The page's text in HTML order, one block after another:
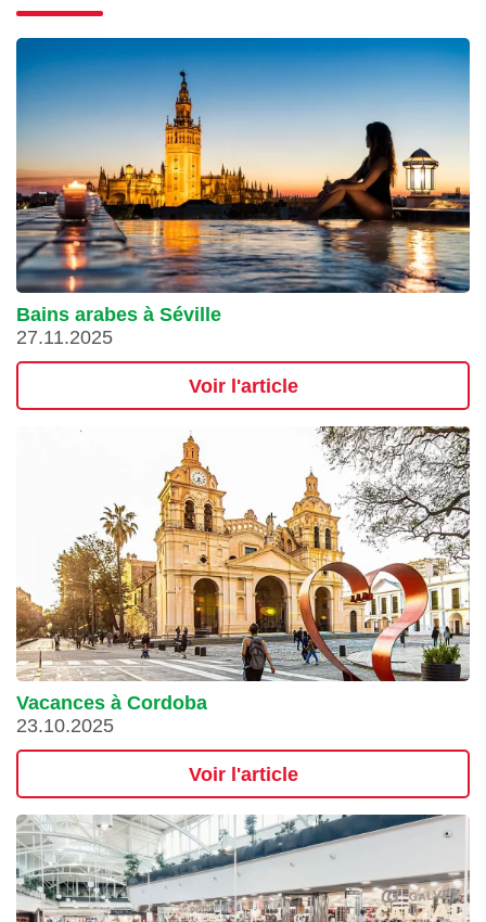
Bains arabes à Séville
27.11.2025
Voir l'article
Vacances à Cordoba
23.10.2025
Voir l'article